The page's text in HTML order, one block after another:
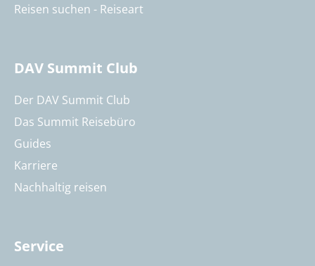
Reisen suchen - Reiseart
DAV Summit Club
Der DAV Summit Club
Das Summit Reisebüro
Guides
Karriere
Nachhaltig reisen
Service